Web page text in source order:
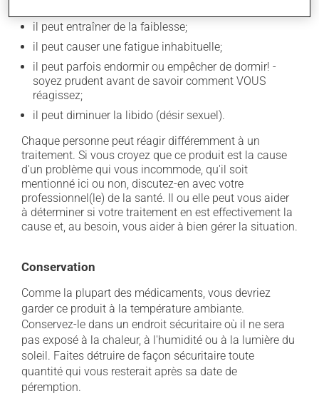
il peut entraîner de la faiblesse;
il peut causer une fatigue inhabituelle;
il peut parfois endormir ou empêcher de dormir! -
soyez prudent avant de savoir comment VOUS
réagissez;
il peut diminuer la libido (désir sexuel).
Chaque personne peut réagir différemment à un
traitement. Si vous croyez que ce produit est la cause
d'un problème qui vous incommode, qu'il soit
mentionné ici ou non, discutez-en avec votre
professionnel(le) de la santé. Il ou elle peut vous aider
à déterminer si votre traitement en est effectivement la
cause et, au besoin, vous aider à bien gérer la situation.
Conservation
Comme la plupart des médicaments, vous devriez
garder ce produit à la température ambiante.
Conservez-le dans un endroit sécuritaire où il ne sera
pas exposé à la chaleur, à l'humidité ou à la lumière du
soleil. Faites détruire de façon sécuritaire toute
quantité qui vous resterait après sa date de
péremption.